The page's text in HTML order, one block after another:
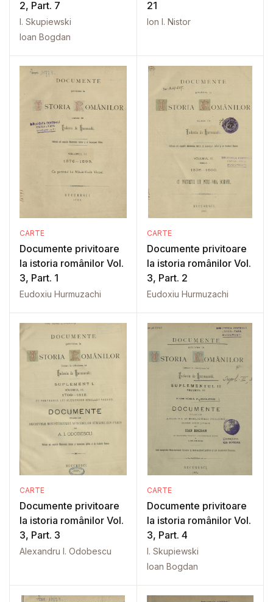
2, Part. 7
I. Skupiewski
Ioan Bogdan
21
Ion I. Nistor
CARTE
Documente privitoare
la istoria românilor Vol.
3, Part. 1
Eudoxiu Hurmuzachi
CARTE
Documente privitoare
la istoria românilor Vol.
3, Part. 2
Eudoxiu Hurmuzachi
CARTE
Documente privitoare
la istoria românilor Vol.
3, Part. 3
Alexandru I. Odobescu
CARTE
Documente privitoare
la istoria românilor Vol.
3, Part. 4
I. Skupiewski
Ioan Bogdan